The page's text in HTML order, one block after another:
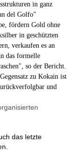
in ganz
del Golfo"
fördern Gold ohne
in geschützten
verkaufen es an
das formelle
so der Bericht.
zu Kokain ist
und
das letzte